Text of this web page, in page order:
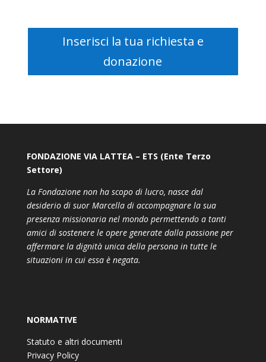
Inserisci la tua richiesta e
donazione
FONDAZIONE VIA LATTEA – ETS (Ente Terzo
Settore)
La Fondazione non ha scopo di lucro, nasce dal
desiderio di suor Marcella di accompagnare la sua
presenza missionaria nel mondo permettendo a tanti
amici di sostenere le opere generate dalla passione per
affermare la dignità unica della persona in tutte le
situazioni in cui essa è negata.
NORMATIVE
Statuto e altri documenti
Privacy Policy